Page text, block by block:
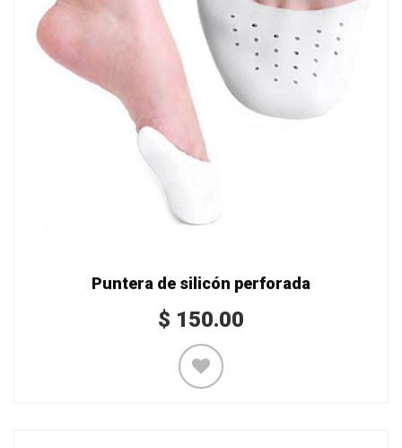
Puntera de silicón perforada
$ 150.00